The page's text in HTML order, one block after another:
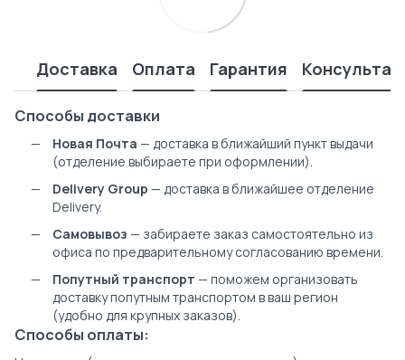
Доставка Оплата Гарантия
Способы доставки
Новая Почта — доставка в ближайший пункт выдачи
(отделение выбираете при оформлении).
Delivery Group — доставка в ближайшее отделение
Delivery.
Самовывоз — забираете заказ самостоятельно из
офиса по предварительному согласованию времени.
Попутный транспорт — поможем организовать
доставку попутным транспортом в ваш регион
(удобно для крупных заказов).
Способы оплаты: